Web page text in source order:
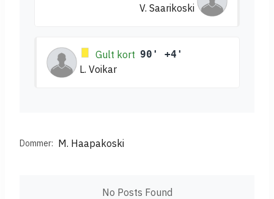
V. Saarikoski
Gult kort 90' +4'
L. Voikar
Dommer: M. Haapakoski
No Posts Found